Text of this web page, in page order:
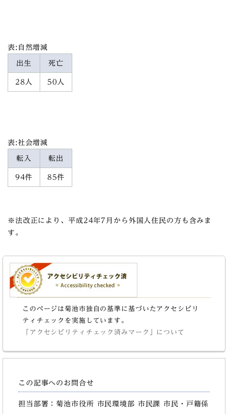
表:自然増減
出生 死亡
28人 50人
表:社会増減
転入 転出
94件 85件
※法改正により、平成24年7月から外国人住民の方も含みま
す。
このページは菊池市独自の基準に基づいたアクセシビリ
ティチェックを実施しています。
「アクセシビリティチェック済みマーク」について
この記事へのお問合せ
担当部署：菊池市役所 市民環境部 市民課 市民・戸籍係